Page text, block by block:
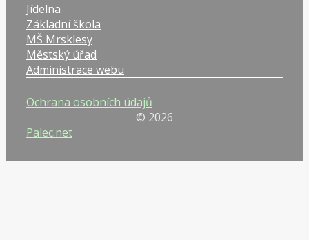
Jídelna
Základní škola
MŠ Mrsklesy
Městský úřad
Administrace webu
Ochrana osobních údajů
© 2026
Palec.net